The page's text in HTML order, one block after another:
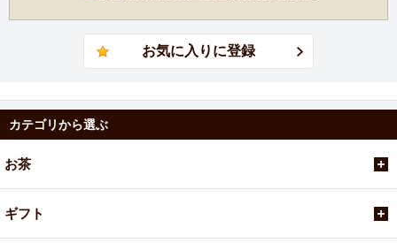
カテゴリから選ぶ
お茶
ギフト